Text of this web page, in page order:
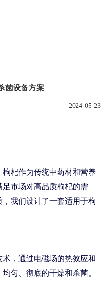
菌设备方案
2024-05-23
杞作为传统中药材和营养
市场对高品质枸杞的需
我们设计了一套适用于枸
术，通过电磁场的热效应和
匀、彻底的干燥和杀菌。